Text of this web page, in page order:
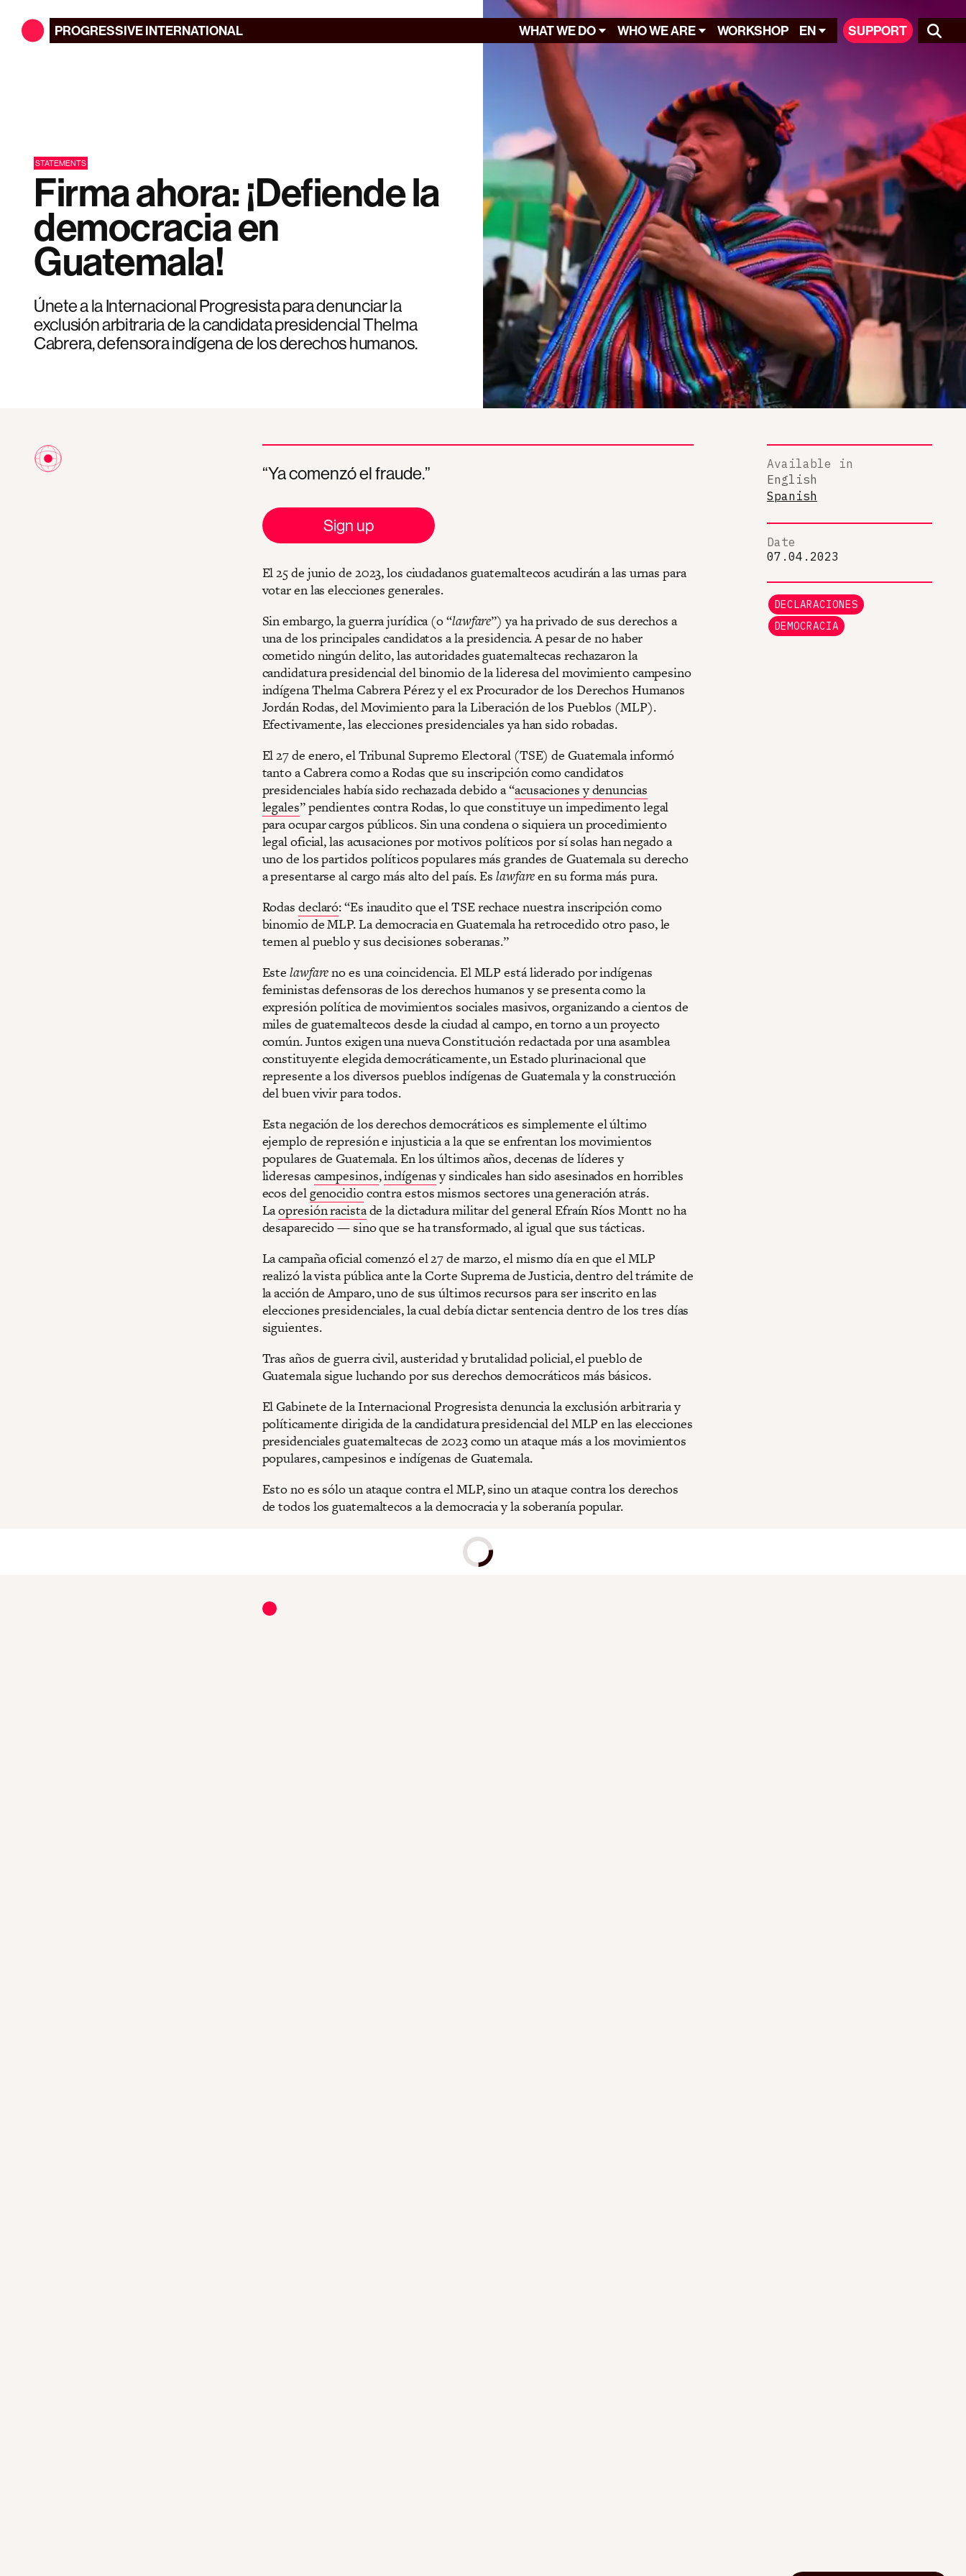
PROGRESSIVEINTERNATIONAL WHAT WE DO WHO WE ARE WORKSHOP EN SUPPORT
STATEMENTS
Firma ahora: ¡Defiende la
democracia en
Guatemala!
Únete a la Internacional Progresista para denunciar la
exclusión arbitraria de la candidata presidencial Thelma
Cabrera, defensora indígena de los derechos humanos.
“Ya comenzó el fraude.”
Sign up
El 25 de junio de 2023, los ciudadanos guatemaltecos acudirán a las urnas para
votar en las elecciones generales.
Sin embargo, la guerra jurídica (o “lawfare”) ya ha privado de sus derechos a
una de los principales candidatos a la presidencia. A pesar de no haber
cometido ningún delito, las autoridades guatemaltecas rechazaron la
candidatura presidencial del binomio de la lideresa del movimiento campesino
indígena Thelma Cabrera Pérez y el ex Procurador de los Derechos Humanos
Jordán Rodas, del Movimiento para la Liberación de los Pueblos (MLP).
Efectivamente, las elecciones presidenciales ya han sido robadas.
El 27 de enero, el Tribunal Supremo Electoral (TSE) de Guatemala informó
tanto a Cabrera como a Rodas que su inscripción como candidatos
presidenciales había sido rechazada debido a “acusaciones y denuncias
legales” pendientes contra Rodas, lo que constituye un impedimento legal
para ocupar cargos públicos. Sin una condena o siquiera un procedimiento
legal oficial, las acusaciones por motivos políticos por sí solas han negado a
uno de los partidos políticos populares más grandes de Guatemala su derecho
a presentarse al cargo más alto del país. Es lawfareen su forma más pura.
Rodas declaró: “Es inaudito que el TSE rechace nuestra inscripción como
binomio de MLP. La democracia en Guatemala ha retrocedido otro paso, le
temen al pueblo y sus decisiones soberanas.”
Este lawfareno es una coincidencia. El MLP está liderado por indígenas
feministas defensoras de los derechos humanos y se presenta como la
expresión política de movimientos sociales masivos, organizando a cientos de
miles de guatemaltecos desde la ciudad al campo, en torno a un proyecto
común. Juntos exigen una nueva Constitución redactada por una asamblea
constituyente elegida democráticamente, un Estado plurinacional que
represente a los diversos pueblos indígenas de Guatemala y la construcción
del buen vivir para todos.
Esta negación de los derechos democráticos es simplemente el último
ejemplo de represión e injusticia a la que se enfrentan los movimientos
populares de Guatemala. En los últimos años, decenas de líderes y
lideresas campesinos,indígenasy sindicales han sido asesinados en horribles
ecos delgenocidiocontra estos mismos sectores una generación atrás.
Laopresión racistade la dictadura militar del general Efraín Ríos Montt no ha
desaparecido — sino que se ha transformado, al igual que sus tácticas.
La campaña oficial comenzó el 27 de marzo, el mismo día en que el MLP
realizó la vista pública ante la Corte Suprema de Justicia, dentro del trámite de
la acción de Amparo, uno de sus últimos recursos para ser inscrito en las
elecciones presidenciales, la cual debía dictar sentencia dentro de los tres días
siguientes.
Tras años de guerra civil, austeridad y brutalidad policial, el pueblo de
Guatemala sigue luchando por sus derechos democráticos más básicos.
El Gabinete de la Internacional Progresista denuncia la exclusión arbitraria y
políticamente dirigida de la candidatura presidencial del MLP en las elecciones
presidenciales guatemaltecas de 2023 como un ataque más a los movimientos
populares, campesinos e indígenas de Guatemala.
Esto no es sólo un ataque contra el MLP, sino un ataque contra los derechos
de todos los guatemaltecos a la democracia y la soberanía popular.
Available in
English
Spanish
Date
07.04.2023
DECLARACIONES
DEMOCRACIA